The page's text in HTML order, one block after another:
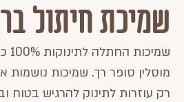
שמיכת חיתול
מוסלין סופר רך. שמיכות נושמות
רק עוזרות לתינוק להרגיש בטוח